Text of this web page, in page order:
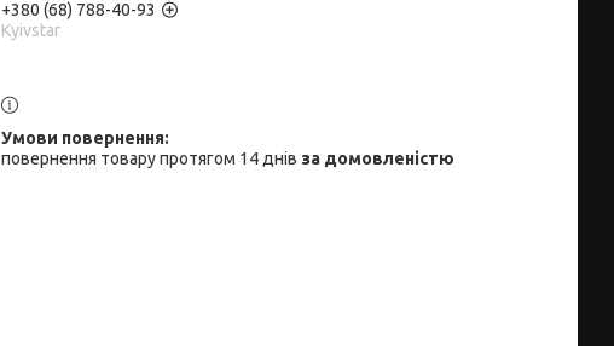
+380 (68) 788-40-93
Kyivstar
повернення товару протягом 14 днів за домовленістю